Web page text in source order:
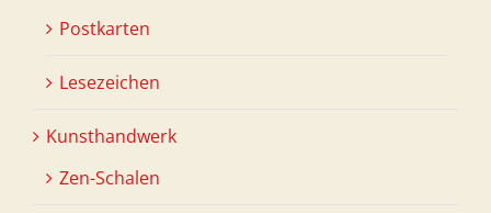
Postkarten
Lesezeichen
Kunsthandwerk
Zen-Schalen